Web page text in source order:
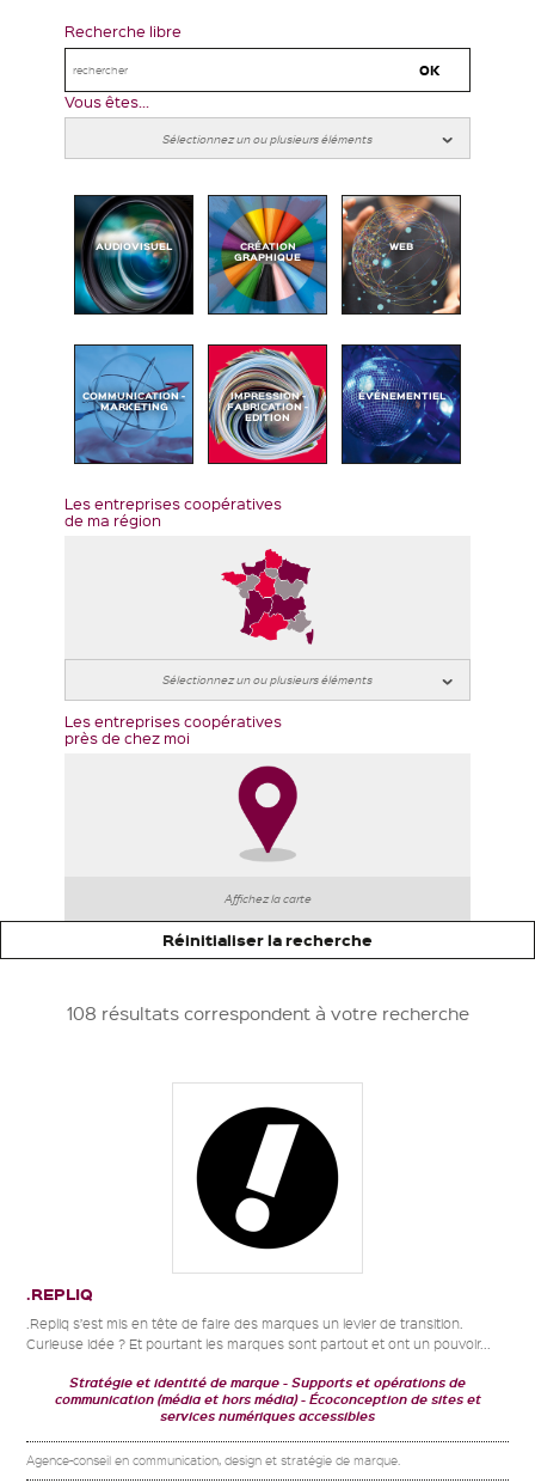
Recherche libre
Vous êtes...
AUDIOVISUEL CRÉATION
GRAPHIQUE
WEB
COMMUNICATION -
MARKETING
IMPRESSION -
FABRICATION -
EDITION
ÉVÉNEMENTIEL
Les entreprises coopératives
de ma région
Les entreprises coopératives
près de chez moi
Affichez la carte
Réinitialiser la recherche
108 résultats correspondent à votre recherche
.REPLIQ
.Repliq s’est mis en tête de faire des marques un levier de transition.
Curieuse idée ? Et pourtant les marques sont partout et ont un pouvoir...
Stratégie et identité de marque
Supports et opérations de
communication (média et hors média)
Écoconception de sites et
services numériques accessibles
Agence-conseil en communication, design et stratégie de marque.